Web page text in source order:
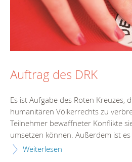
Auftrag des DRK
Es ist Aufgabe des Roten Kreuzes,
humanitären Völkerrechts zu
Teilnehmer bewaffneter Konflikte
umsetzen können. Außerdem ist es
Weiterlesen